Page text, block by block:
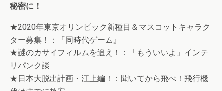
秘密に！
★2020年東京オリンピック新種目＆マスコットキャラク
ター募集！：『同時代ゲーム』
★謎のカサイフィルムを追え！：「もういいよ」インテ
リパンク談
★日本大脱出計画・江上編！：聞いてから飛べ！飛行機